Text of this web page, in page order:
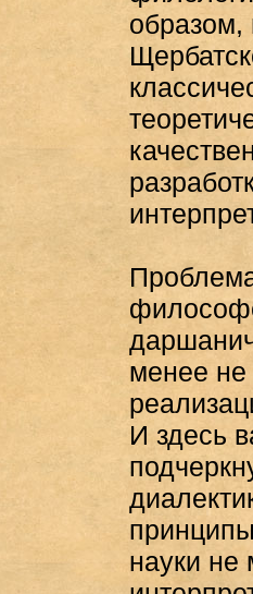
менее не
И здесь
науки не